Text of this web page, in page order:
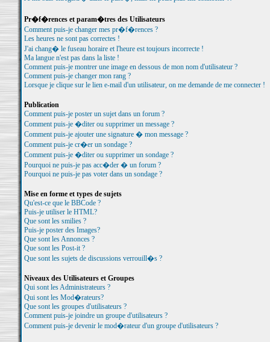
Pr�f�rences et param�tres des Utilisateurs
Comment puis-je changer mes pr�f�rences ?
Les heures ne sont pas correctes !
J'ai chang� le fuseau horaire et l'heure est toujours incorrecte !
Ma langue n'est pas dans la liste !
Comment puis-je montrer une image en dessous de mon nom d'utilisateur ?
Comment puis-je changer mon rang ?
Lorsque je clique sur le lien e-mail d'un utilisateur, on me demande de me connecter !
Publication
Comment puis-je poster un sujet dans un forum ?
Comment puis-je �diter ou supprimer un message ?
Comment puis-je ajouter une signature � mon message ?
Comment puis-je cr�er un sondage ?
Comment puis-je �diter ou supprimer un sondage ?
Pourquoi ne puis-je pas acc�der � un forum ?
Pourquoi ne puis-je pas voter dans un sondage ?
Mise en forme et types de sujets
Qu'est-ce que le BBCode ?
Puis-je utiliser le HTML?
Que sont les smilies ?
Puis-je poster des Images?
Que sont les Annonces ?
Que sont les Post-it ?
Que sont les sujets de discussions verrouill�s ?
Niveaux des Utilisateurs et Groupes
Qui sont les Administrateurs ?
Qui sont les Mod�rateurs?
Que sont les groupes d'utilisateurs ?
Comment puis-je joindre un groupe d'utilisateurs ?
Comment puis-je devenir le mod�rateur d'un groupe d'utilisateurs ?